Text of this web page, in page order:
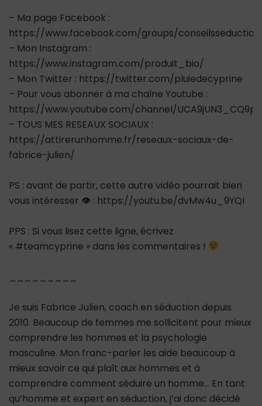
– Ma page Facebook :
https://www.facebook.com/groups/
– Mon Instagram :
https://www.instagram.com/produit_bio/
– Mon Twitter : https://twitter.com/pluiedecyprine
– Pour vous abonner à ma chaîne Youtube :
https://www.youtube.com/channel/
– TOUS MES RESEAUX SOCIAUX :
https://attirerunhomme.fr/reseaux-sociaux-de-
fabrice-julien/
PS : avant de partir, cette autre vidéo pourrait bien
vous intéresser 👁 : https://youtu.be/dvMw4u_9YQI
PPS : Si vous lisez cette ligne, écrivez
« #teamcyprine » dans les commentaires !
Je suis Fabrice Julien, coach en séduction depuis
2010. Beaucoup de femmes me sollicitent pour mieux
comprendre les hommes et la psychologie
masculine. Mon franc-parler les aide beaucoup à
mieux savoir ce qui plaît aux hommes et à
comprendre comment séduire un homme… En tant
qu’homme et expert en séduction, j’ai donc décidé